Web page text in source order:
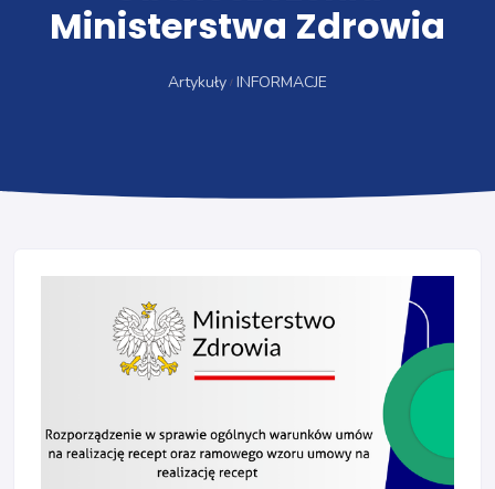
Ministerstwa Zdrowia
Artykuły INFORMACJE